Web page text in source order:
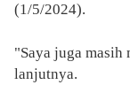
(1/5/2024).
"Saya juga masih
lanjutnya.